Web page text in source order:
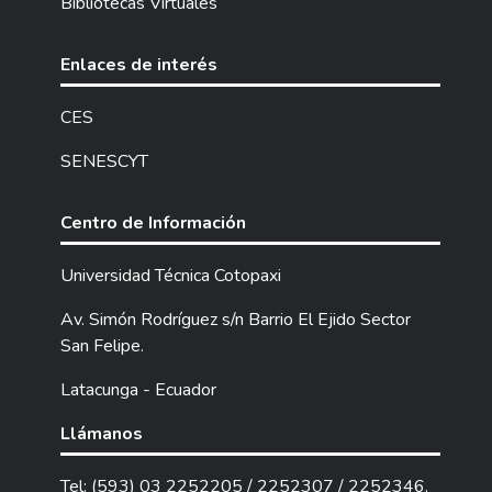
conceptos, funciones, métodos, técnicas y
propuesta se consideró necesario realizar
una investigación de campo en la cual se
necesidades de los niños, madres y padres
modalidad CNH. A partir de esta
perspectiva se conoció que se debía diseñar
un programa y guía de actividades
familia para mejorar la corresponsabilidad y
fortalecer el desarrollo infantil integral de
los niños y niñas. Ante esta situación en la
en beneficio a los niñas/os de cero a treinta
y seis meses de edad. Finalmente la
aplicación del taller conllevo a fortalecer los
Enlaces de interés
CES
SENESCYT
Centro de Información
Universidad Técnica Cotopaxi
Av. Simón Rodríguez s/n Barrio El Ejido Sector
San Felipe.
Latacunga - Ecuador
Llámanos
Tel: (593) 03 2252205 / 2252307 / 2252346.